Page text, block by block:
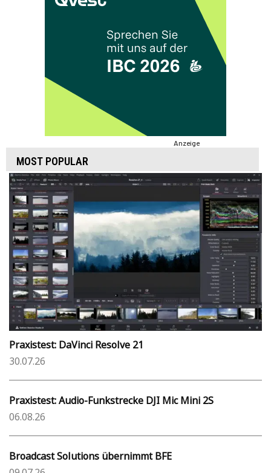
Anzeige
MOST POPULAR
Praxistest: DaVinci Resolve 21
30.07.26
Praxistest: Audio-Funkstrecke DJI Mic Mini 2S
06.08.26
Broadcast Solutions übernimmt BFE